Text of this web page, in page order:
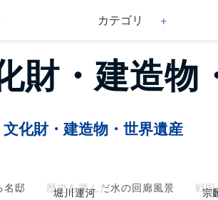
カテゴリ
財・建造物
化財・建造物・世界遺産
名邸
堀川運河
歴史を運んだ水の回廊風景 宗
戦